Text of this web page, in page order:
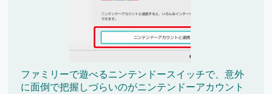
ファミリーで遊べるニンテンドースイッチで、意外
に面倒で把握しづらいのがニンテンドーアカウント